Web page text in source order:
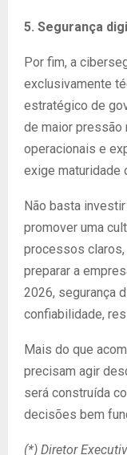
5. Segurança
Por fim, a
exclusivamente
estratégico de
de maior pressão
operacionais e
exige maturidade
Não basta
promover uma
processos
preparar a
2026, segurança
confiabilidade,
Mais do que
precisam agir
será construída
decisões bem
(*) Diretor